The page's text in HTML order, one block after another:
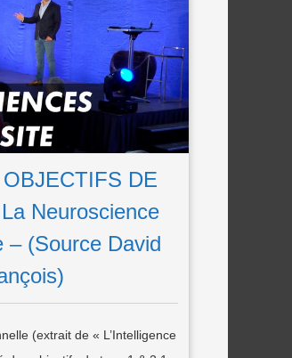
DE
Neuroscience
– (Source David
(extrait de « L’Intelligence